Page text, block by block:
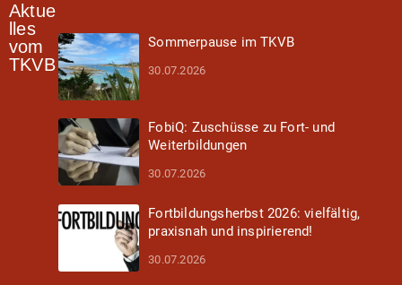
Aktue
lles
vom
TKVB
Sommerpause im TKVB
30.07.2026
FobiQ: Zuschüsse zu Fort- und
Weiterbildungen
30.07.2026
Fortbildungsherbst 2026: vielfältig,
praxisnah und inspirierend!
30.07.2026